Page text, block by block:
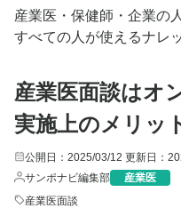
産業医・保健師・企業の
すべての人が使えるナレ
産業医面談はオ
実施上のメリッ
公開日：2025/03/12 更新日：
サンポナビ編集部
産業医
産業医面談